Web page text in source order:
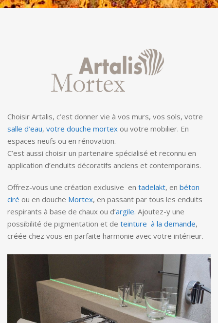
Choisir Artalis, c’est donner vie à vos murs, vos sols, votre
salle d’eau, votre douche mortex ou votre mobilier. En
espaces neufs ou en rénovation.
C’est aussi choisir un partenaire spécialisé et reconnu en
application d’enduits décoratifs anciens et contemporains.
Offrez-vous une création exclusive en tadelakt, en béton
ciré ou en douche Mortex, en passant par tous les enduits
respirants à base de chaux ou d’argile. Ajoutez-y une
possibilité de pigmentation et de teinture à la demande,
créée chez vous en parfaite harmonie avec votre intérieur.